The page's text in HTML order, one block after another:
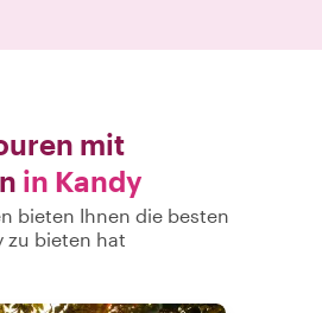
mit
in Kandy
bieten Ihnen die besten
zu bieten hat